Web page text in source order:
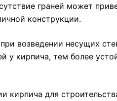
граней может
конструкции.
возведении несущих
у кирпича, тем более
кирпича для